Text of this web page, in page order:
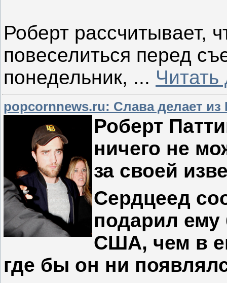
Роберт рассчитывает,
повеселиться перед
понедельник, ...
popcornnews.ru: Слава делает из
Роберт
ничего не
за своей
Сердцеед
подарил ему
США, чем в
где бы он ни